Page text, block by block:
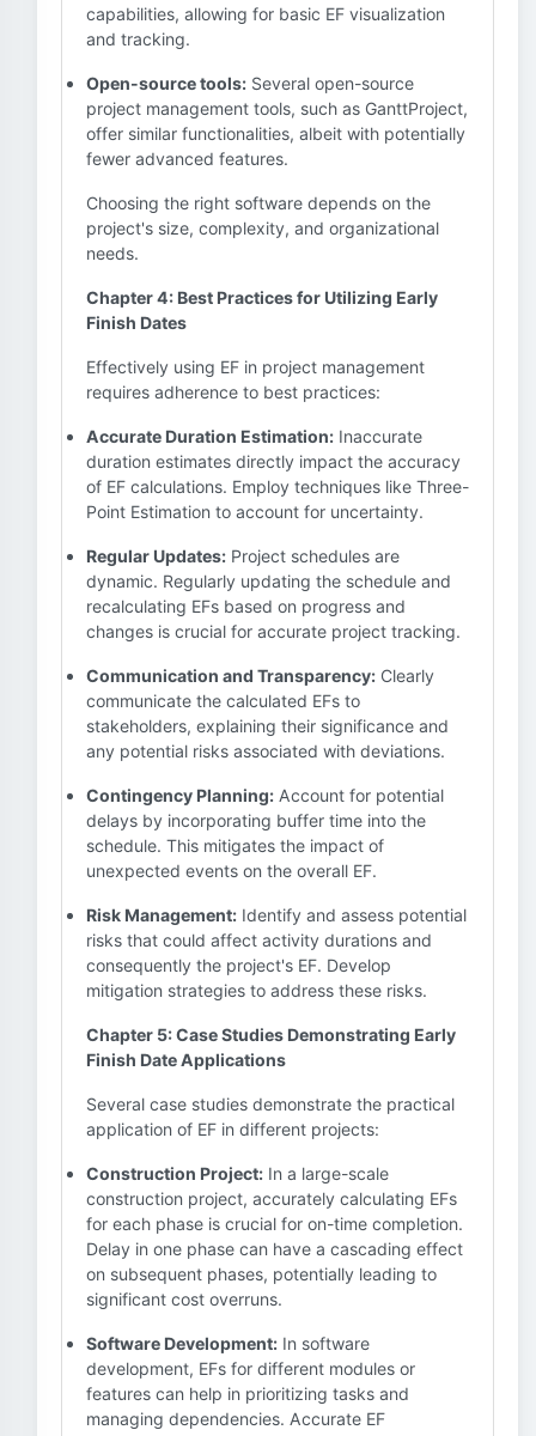
capabilities, allowing for basic EF visualization
and tracking.
Open-source tools: Several open-source
project management tools, such as GanttProject,
offer similar functionalities, albeit with potentially
fewer advanced features.
Choosing the right software depends on the
project's size, complexity, and organizational
needs.
Chapter 4: Best Practices for Utilizing Early
Finish Dates
Effectively using EF in project management
requires adherence to best practices:
Accurate Duration Estimation: Inaccurate
duration estimates directly impact the accuracy
of EF calculations. Employ techniques like Three-
Point Estimation to account for uncertainty.
Regular Updates: Project schedules are
dynamic. Regularly updating the schedule and
recalculating EFs based on progress and
changes is crucial for accurate project tracking.
Communication and Transparency: Clearly
communicate the calculated EFs to
stakeholders, explaining their significance and
any potential risks associated with deviations.
Contingency Planning: Account for potential
delays by incorporating buffer time into the
schedule. This mitigates the impact of
unexpected events on the overall EF.
Risk Management: Identify and assess potential
risks that could affect activity durations and
consequently the project's EF. Develop
mitigation strategies to address these risks.
Chapter 5: Case Studies Demonstrating Early
Finish Date Applications
Several case studies demonstrate the practical
application of EF in different projects:
Construction Project: In a large-scale
construction project, accurately calculating EFs
for each phase is crucial for on-time completion.
Delay in one phase can have a cascading effect
on subsequent phases, potentially leading to
significant cost overruns.
Software Development: In software
development, EFs for different modules or
features can help in prioritizing tasks and
managing dependencies. Accurate EF